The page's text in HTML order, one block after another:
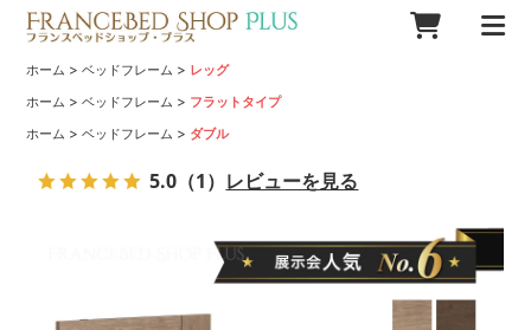
ホーム >ベッドフレーム > レッグ
ホーム >ベッドフレーム > フラットタイプ
ホーム >ベッドフレーム > ダブル
5.0 （1） レビューを見る